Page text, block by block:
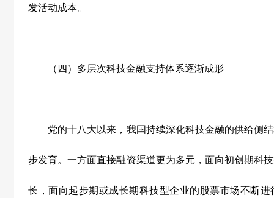
发活动成本。
（四）多层次科技金融支持体系逐渐成形
党的十八大以来，我国持续深化科技金融的供给侧结
步发育。一方面直接融资渠道更为多元，面向初创期科
长，面向起步期或成长期科技型企业的股票市场不断进